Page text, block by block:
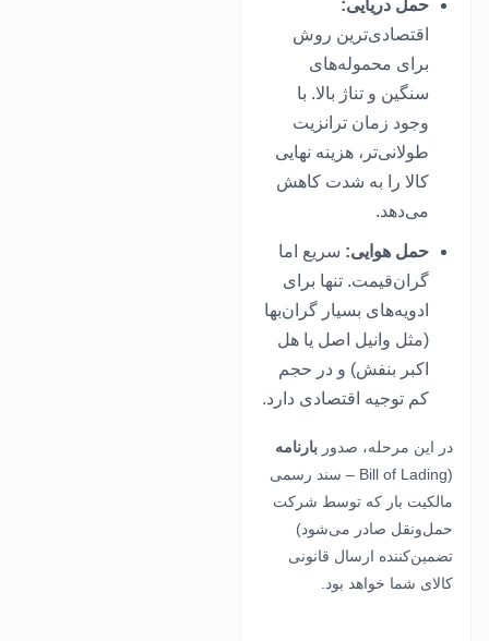
حمل دریایی:
اقتصادی‌ترین روش
برای محموله‌های
سنگین و تناژ بالا. با
وجود زمان ترانزیت
طولانی‌تر، هزینه نهایی
کالا را به شدت کاهش
می‌دهد.
حمل هوایی: سریع اما
گران‌قیمت. تنها برای
ادویه‌های بسیار گران‌بها
(مثل وانیل اصل یا هل
اکبر بنفش) و در حجم
کم توجیه اقتصادی دارد.
در این مرحله، صدور بارنامه
(Bill of Lading – سند رسمی
مالکیت بار که توسط شرکت
حمل‌ونقل صادر می‌شود)
تضمین‌کننده ارسال قانونی
کالای شما خواهد بود.